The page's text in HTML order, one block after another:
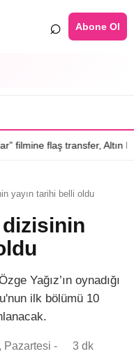
⌕ Abone Ol
Altın Palmiye’li Vlad
yayın tarihi belli oldu
dizisinin
Yağız’ın oynadığı
ilk bölümü 10
Pazartesi -
3 dk